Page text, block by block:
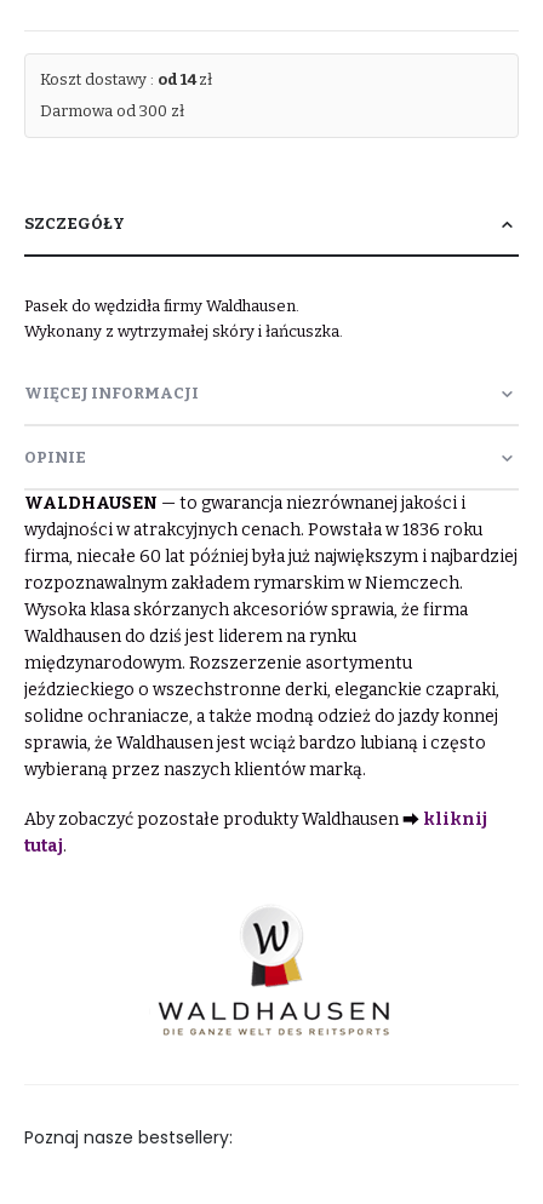
Koszt dostawy : od 14zł
Darmowa od 300 zł
SZCZEGÓŁY
Pasek do wędzidła firmy Waldhausen.
Wykonany z wytrzymałej skóry i łańcuszka.
WIĘCEJ INFORMACJI
OPINIE
WALDHAUSEN — to gwarancja niezrównanej jakości i
wydajności w atrakcyjnych cenach. Powstała w 1836 roku
firma, niecałe 60 lat później była już największym i najbardziej
rozpoznawalnym zakładem rymarskim w Niemczech.
Wysoka klasa skórzanych akcesoriów sprawia, że firma
Waldhausen do dziś jest liderem na rynku
międzynarodowym. Rozszerzenie asortymentu
jeździeckiego o wszechstronne derki, eleganckie czapraki,
solidne ochraniacze, a także modną odzież do jazdy konnej
sprawia, że Waldhausen jest wciąż bardzo lubianą i często
wybieraną przez naszych klientów marką.
Aby zobaczyć pozostałe produkty Waldhausen ⮕ kliknij
tutaj.
Poznaj nasze bestsellery: